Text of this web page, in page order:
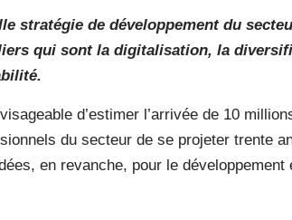
stratégie de développement du
qui sont la digitalisation, la
d’estimer l’arrivée de 10
du secteur de se projeter trente
en revanche, pour le